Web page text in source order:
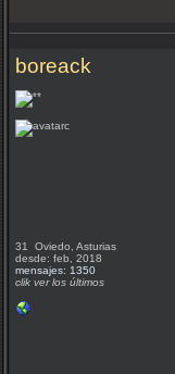
boreack
31 Oviedo, Asturias
desde: feb, 2018
mensajes: 1350
clik ver los últimos